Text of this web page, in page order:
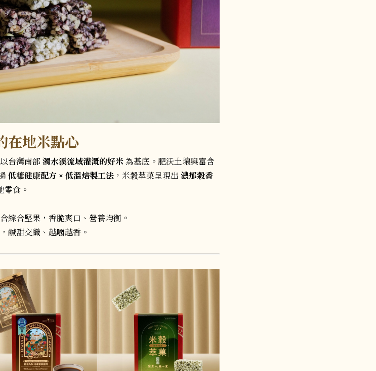
在地米點心
以台灣南部濁水溪流域灌溉的好米為基底。肥沃土壤與富含
低糖健康配方 × 低溫焙製工法 ，米穀萃菓呈現出濃郁穀香
零食。
綜合堅果，香脆爽口、營養均衡。
鹹甜交織、越嚼越香。